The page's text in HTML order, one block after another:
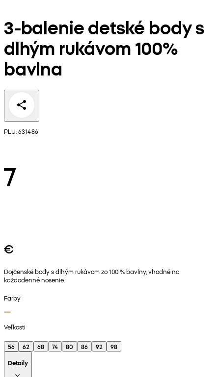
3-balenie detské body s
dlhým rukávom 100%
bavlna
PLU: 631486
7
€
Dojčenské body s dlhým rukávom zo 100 % bavlny, vhodné na
každodenné nosenie.
Farby
Veľkosti
56 62 68 74 80 86 92
98
Detaily